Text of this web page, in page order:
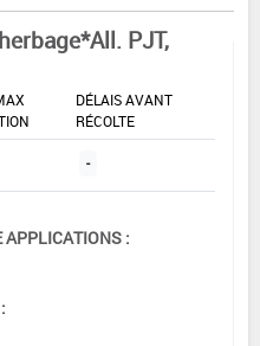
PJT,
DÉLAIS AVANT
RÉCOLTE
-
APPLICATIONS :